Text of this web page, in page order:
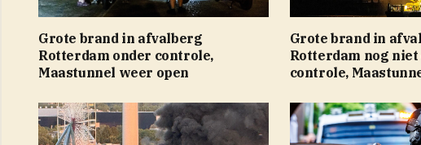
Grote brand in afvalberg
Rotterdam onder controle,
Maastunnel weer open
Grote brand in
Rotterdam nog niet
controle,